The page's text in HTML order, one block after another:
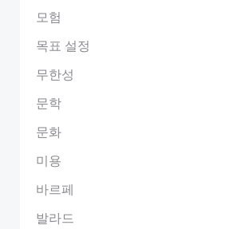
모험
목표 설정
무한성
문학
문화
미용
바르페
발라드